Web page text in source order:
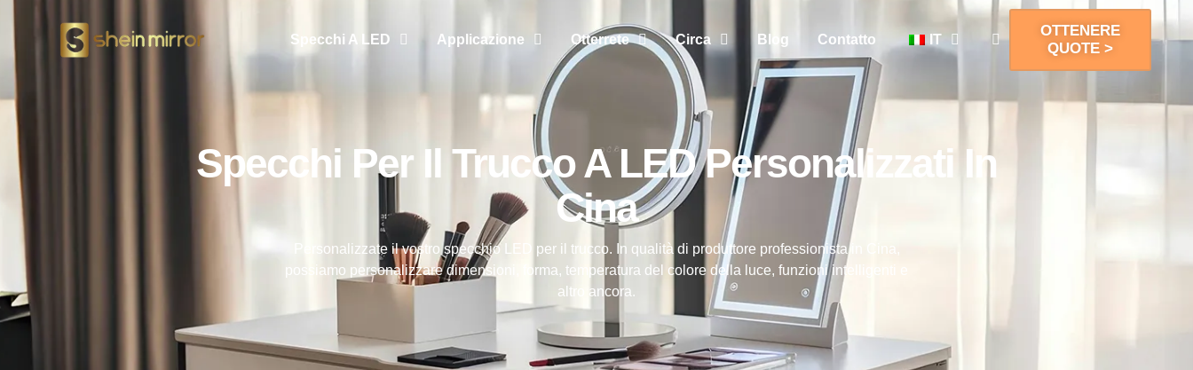
Specchi A LED Applicazione Otterrete Circa Blog Contatto IT
OTTENERE
QUOTE >
Specchi Per Il Trucco A LED Personalizzati In
Cina
Personalizzate il vostro specchio LED per il trucco. In qualità di produttore professionista in Cina,
possiamo personalizzare dimensioni, forma, temperatura del colore della luce, funzioni intelligenti e
altro ancora.